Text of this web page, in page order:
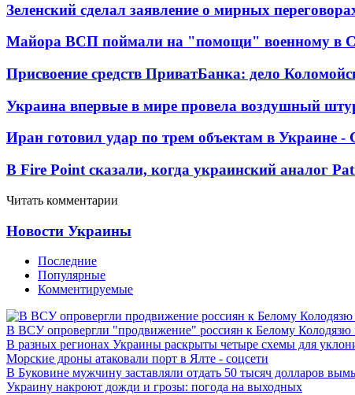
Зеленский сделал заявление о мирных
Майора ВСП поймали на "помощи" военному в
Присвоение средств ПриватБанка: дело
Украина впервые в мире провела воздушный
Иран готовил удар по трем объектам в Украине
В Fire Point сказали, когда украинский аналог
Читать комментарии
Новости Украины
Последние
Популярные
Комментируемые
В ВСУ опровергли "продвижение" россиян к Белому
В разных регионах Украины раскрыты четыре схемы для
Морские дроны атаковали порт в Ялте - соцсети
В Буковине мужчину заставляли отдать 50 тысяч долларов
Украину накроют дожди и грозы: погода на выходных